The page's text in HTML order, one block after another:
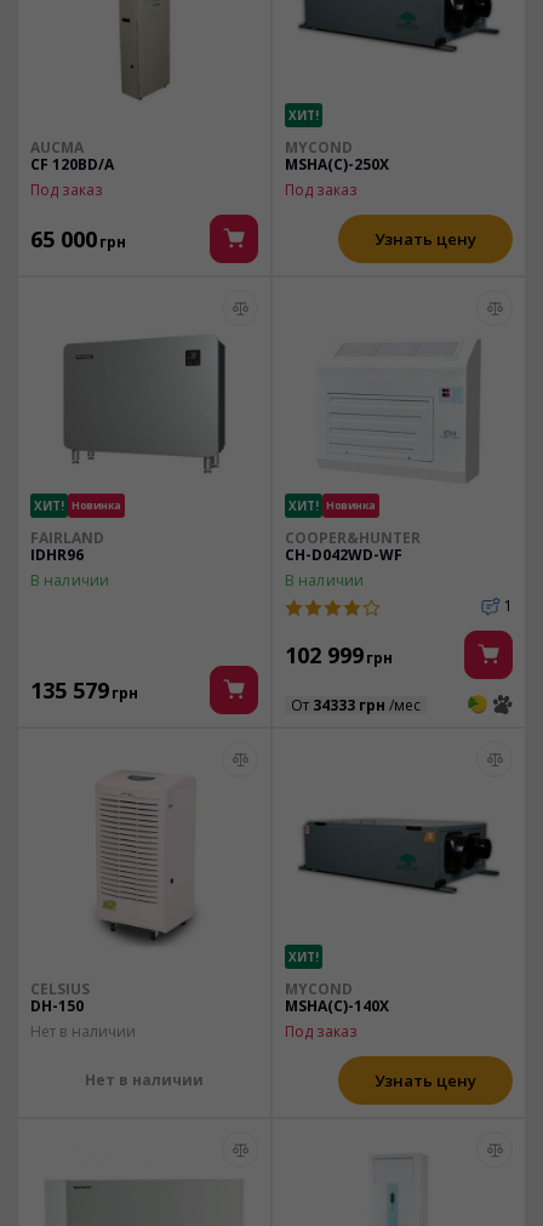
AUCMA
CF 120BD/A
Под заказ
65 000грн
ХИТ!
MYCOND
MSHA(C)-250X
Под заказ
Узнать цену
ХИТ! Новинка
FAIRLAND
IDHR96
В наличии
135 579грн
ХИТ! Новинка
COOPER&HUNTER
CH-D042WD-WF
В наличии
1
102 999грн
От 34333 грн /мес 3 3
CELSIUS
DH-150
Нет в наличии
Нет в наличии
ХИТ!
MYCOND
MSHA(C)-140X
Под заказ
Узнать цену